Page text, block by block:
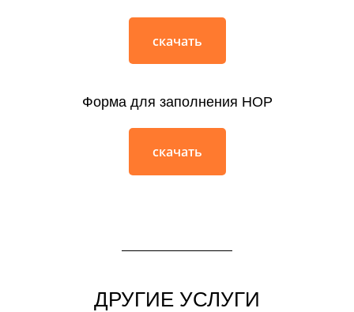
скачать
Форма для заполнения НОР
скачать
ДРУГИЕ УСЛУГИ